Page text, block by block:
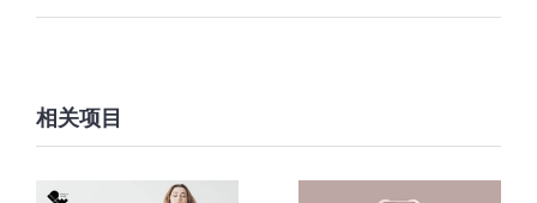
相关项目